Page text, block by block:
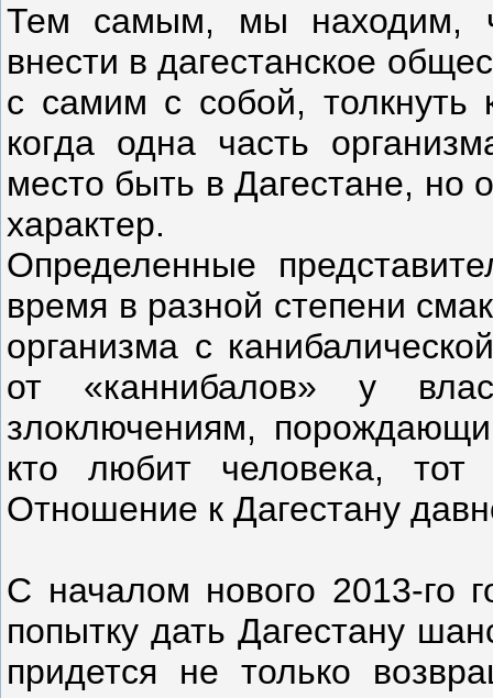
Тем самым, мы находим,
внести в дагестанское
с самим с собой, толкнуть
когда одна часть
место быть в Дагестане, но
характер.
Определенные
время в разной степени
организма с
от «каннибалов» у
злоключениям,
кто любит человека,
Отношение к Дагестану
С началом нового 2013-го
попытку дать Дагестану
придется не только